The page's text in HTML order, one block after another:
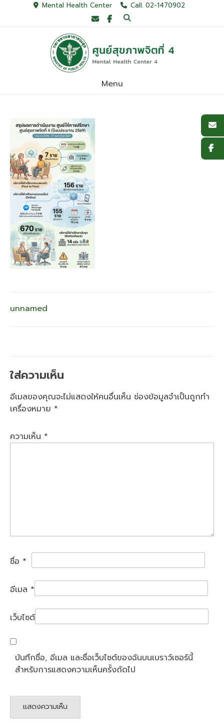
Mental Health Center Call. 02-1470902
Menu
แนะแนว
unnamed
ใส่ความเห็น
อีเมลของคุณจะไม่แสดงให้คนอื่นเห็น ช่องข้อมูลจำเป็นถูกทำ
เครื่องหมาย *
ความเห็น *
ชื่อ *
อีเมล *
เว็บไซต์
บันทึกชื่อ, อีเมล และชื่อเว็บไซต์ของฉันบนเบราว์เซอร์นี้
สำหรับการแสดงความเห็นครั้งถัดไป